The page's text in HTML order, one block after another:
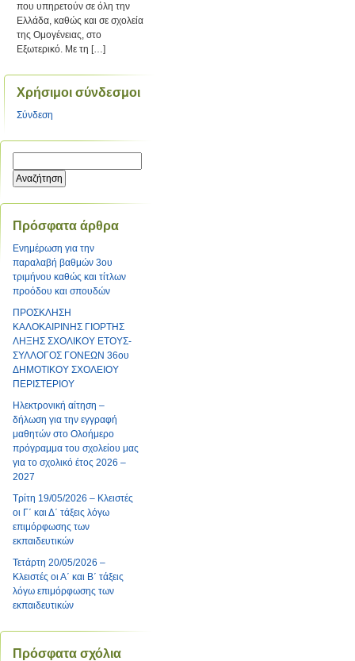
Πρόσφατα άρθρα
Ενημέρωση για την
παραλαβή βαθμών 3ου
τριμήνου καθώς και τίτλων
προόδου και σπουδών
ΠΡΟΣΚΛΗΣΗ
ΚΑΛΟΚΑΙΡΙΝΗΣ ΓΙΟΡΤΗΣ
ΛΗΞΗΣ ΣΧΟΛΙΚΟΥ ΕΤΟΥΣ-
ΣΥΛΛΟΓΟΣ ΓΟΝΕΩΝ 36ου
ΔΗΜΟΤΙΚΟΥ ΣΧΟΛΕΙΟΥ
ΠΕΡΙΣΤΕΡΙΟΥ
Ηλεκτρονική αίτηση –
δήλωση για την εγγραφή
μαθητών στο Ολοήμερο
πρόγραμμα του σχολείου μας
για το σχολικό έτος 2026 –
2027
Τρίτη 19/05/2026 – Κλειστές
οι Γ΄ και Δ΄ τάξεις λόγω
επιμόρφωσης των
εκπαιδευτικών
Τετάρτη 20/05/2026 –
Κλειστές οι Α΄ και Β΄ τάξεις
λόγω επιμόρφωσης των
εκπαιδευτικών
Πρόσφατα σχόλια
που υπηρετούν σε όλη την
Ελλάδα, καθώς και σε σχολεία
της Ομογένειας, στο
Εξωτερικό. Με τη […]
Χρήσιμοι σύνδεσμοι
Σύνδεση